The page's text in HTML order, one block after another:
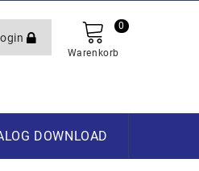
Warenkorb
0
DOWNLOAD